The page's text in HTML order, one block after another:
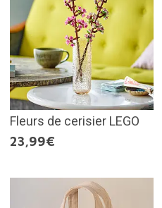
Fleurs de cerisier LEGO
23,99€